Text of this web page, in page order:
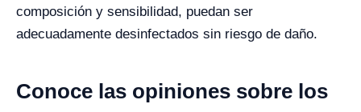
composición y sensibilidad, puedan ser
adecuadamente desinfectados sin riesgo de daño.
Conoce las opiniones sobre los